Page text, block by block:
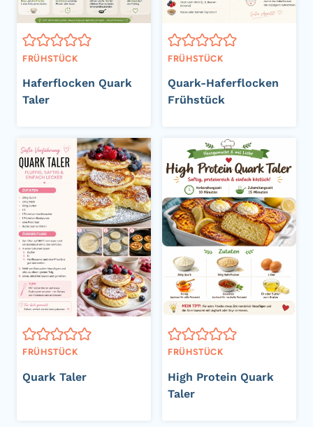
FRÜHSTÜCK
Haferflocken Quark
Taler
FRÜHSTÜCK
Quark-Haferflocken
Frühstück
FRÜHSTÜCK
Quark Taler
FRÜHSTÜCK
High Protein Quark
Taler